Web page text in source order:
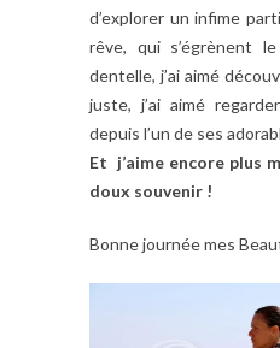
d’explorer un infime
rêve, qui s’égrènent
dentelle, j’ai aimé
juste, j’ai aimé
depuis l’un de ses
Et j’aime encore plus
doux souvenir !
Bonne journée mes